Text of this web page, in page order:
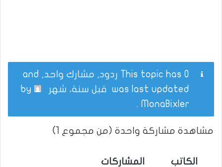
This topic has 0 ردود, مشارك واحد, and
was last updated قبل سنة، شهر
MonaBixler
.
مشاهدة مشاركة واحدة (من مجموع 1)
الكاتب المشاركات